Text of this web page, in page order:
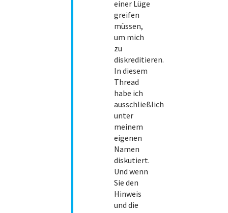
einer Lüge
greifen
müssen,
um mich
zu
diskreditieren.
In diesem
Thread
habe ich
ausschließlich
unter
meinem
eigenen
Namen
diskutiert.
Und wenn
Sie den
Hinweis
und die